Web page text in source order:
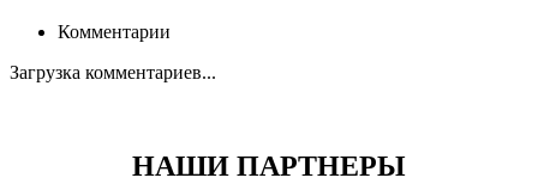
Комментарии
Загрузка комментариев...
НАШИ ПАРТНЕРЫ